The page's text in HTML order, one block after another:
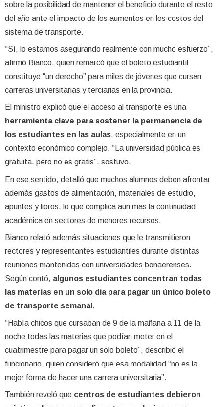
sobre la posibilidad de mantener el beneficio durante el resto
del año ante el impacto de los aumentos en los costos del
sistema de transporte.
“Sí, lo estamos asegurando realmente con mucho esfuerzo”,
afirmó Bianco, quien remarcó que el boleto estudiantil
constituye “un derecho” para miles de jóvenes que cursan
carreras universitarias y terciarias en la provincia.
El ministro explicó que el acceso al transporte es una
herramienta clave para sostener la permanencia de
los estudiantes en las aulas, especialmente en un
contexto económico complejo. “La universidad pública es
gratuita, pero no es gratis”, sostuvo.
En ese sentido, detalló que muchos alumnos deben afrontar
además gastos de alimentación, materiales de estudio,
apuntes y libros, lo que complica aún más la continuidad
académica en sectores de menores recursos.
Bianco relató además situaciones que le transmitieron
rectores y representantes estudiantiles durante distintas
reuniones mantenidas con universidades bonaerenses.
Según contó, algunos estudiantes concentran todas
las materias en un solo día para pagar un único boleto
de transporte semanal .
“Había chicos que cursaban de 9 de la mañana a 11 de la
noche todas las materias que podían meter en el
cuatrimestre para pagar un solo boleto”, describió el
funcionario, quien consideró que esa modalidad “no es la
mejor forma de hacer una carrera universitaria”.
También reveló que centros de estudiantes debieron